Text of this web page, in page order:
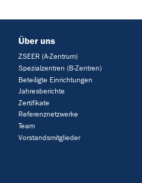
Über uns
ZSEER (A-Zentrum)
Spezialzentren (B-Zentren)
Beteiligte Einrichtungen
Jahresberichte
Zertifikate
Referenznetzwerke
Team
Vorstandsmitglieder